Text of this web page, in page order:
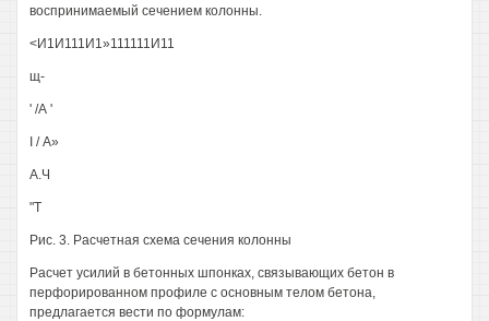
воспринимаемый сечением колонны.
<И1И111И1»111111И11
щ-
' /А '
I / А»
А.Ч
"Т
Рис. 3. Расчетная схема сечения колонны
Расчет усилий в бетонных шпонках, связывающих бетон в
перфорированном профиле с основным телом бетона,
предлагается вести по формулам: